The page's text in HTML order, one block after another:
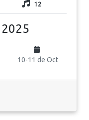
12
10-11 de Oct